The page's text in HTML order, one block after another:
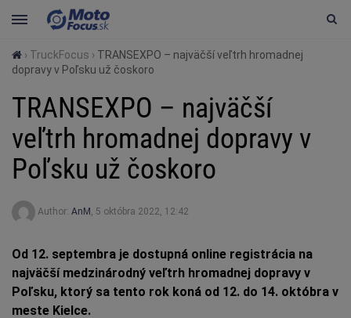
› TruckFocus › TRANSEXPO – najväčší veľtrh hromadnej
dopravy v Poľsku už čoskoro
TRANSEXPO – najväčší
veľtrh hromadnej dopravy v
Poľsku už čoskoro
Author: AnM , 5 októbra 2022, 12:42
Od 12. septembra je dostupná online registrácia na
najväčší medzinárodný veľtrh hromadnej dopravy v
Poľsku, ktorý sa tento rok koná od 12. do 14. októbra v
meste Kielce.